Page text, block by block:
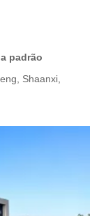
padrão
Shaanxi,